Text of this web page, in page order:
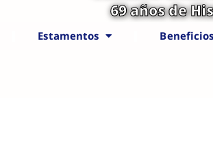
69 años de
Estamentos